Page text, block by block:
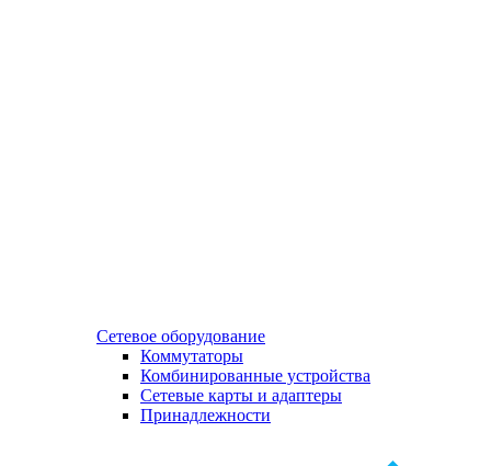
Сетевое оборудование
Коммутаторы
Комбинированные устройства
Сетевые карты и адаптеры
Принадлежности